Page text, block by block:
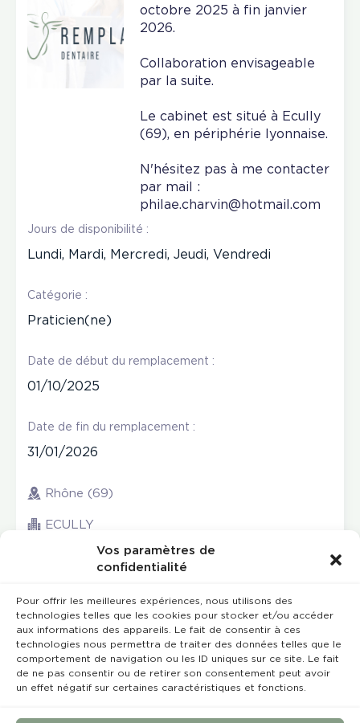
Vos paramètres de
confidentialité
Pour offrir les meilleures expériences, nous utilisons des
technologies telles que les cookies pour stocker et/ou accéder
aux informations des appareils. Le fait de consentir à ces
technologies nous permettra de traiter des données telles que le
comportement de navigation ou les ID uniques sur ce site. Le fait
de ne pas consentir ou de retirer son consentement peut avoir
un effet négatif sur certaines caractéristiques et fonctions.
octobre 2025 à fin janvier
2026.
Collaboration envisageable
par la suite.
Le cabinet est situé à Ecully
(69), en périphérie lyonnaise.
N'hésitez pas à me contacter
par mail :
philae.charvin@hotmail.com
Jours de disponibilité :
Lundi, Mardi, Mercredi, Jeudi, Vendredi
Catégorie :
Praticien(ne)
Date de début du remplacement :
01/10/2025
Date de fin du remplacement :
31/01/2026
Rhône (69)
ECULLY
Rempla’Dentaire © 2023 Tous droits réservés